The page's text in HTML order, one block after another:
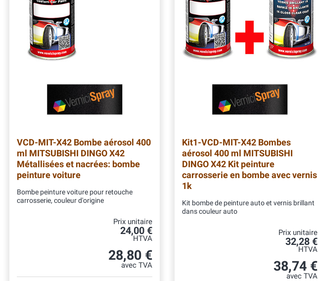
VCD-MIT-X42 Bombe aérosol 400
ml MITSUBISHI DINGO X42
Métallisées et nacrées: bombe
peinture voiture
Bombe peinture voiture pour retouche
carrosserie, couleur d'origine
Prix unitaire
24,00 €
HTVA
28,80 €
avec TVA
Kit1-VCD-MIT-X42 Bombes
aérosol 400 ml MITSUBISHI
DINGO X42 Kit peinture
carrosserie en bombe avec vernis
1k
Kit bombe de peinture auto et vernis brillant
dans couleur auto
Prix unitaire
32,28 €
HTVA
38,74 €
avec TVA